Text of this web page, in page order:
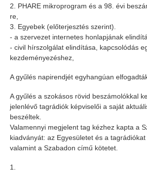
2. PHARE mikroprogram és a 98. évi
re,
3. Egyebek (előterjesztés szerint).
- a szervezet internetes honlapjának
- civil hírszolgálat elindítása, kapcsolódás
kezdeményezéshez,
A gyűlés napirendjét egyhangúan
A gyűlés a szokásos rövid beszámolókkal
jelenlévő tagrádiók képviselői a saját
beszéltek.
Valamennyi megjelent tag kézhez kapta a
kiadványát: az Egyesületet és a
valamint a Szabadon című kötetet.
1.